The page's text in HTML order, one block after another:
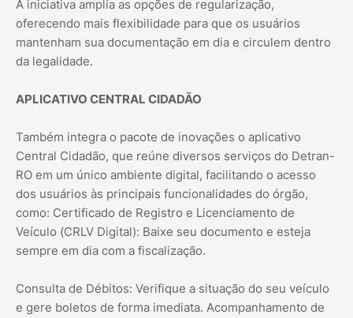
A iniciativa amplia as opções de regularização,
oferecendo mais flexibilidade para que os usuários
mantenham sua documentação em dia e circulem dentro
da legalidade.
APLICATIVO CENTRAL CIDADÃO
Também integra o pacote de inovações o aplicativo
Central Cidadão, que reúne diversos serviços do Detran-
RO em um único ambiente digital, facilitando o acesso
dos usuários às principais funcionalidades do órgão,
como: Certificado de Registro e Licenciamento de
Veículo (CRLV Digital): Baixe seu documento e esteja
sempre em dia com a fiscalização.
Consulta de Débitos: Verifique a situação do seu veículo
e gere boletos de forma imediata. Acompanhamento de